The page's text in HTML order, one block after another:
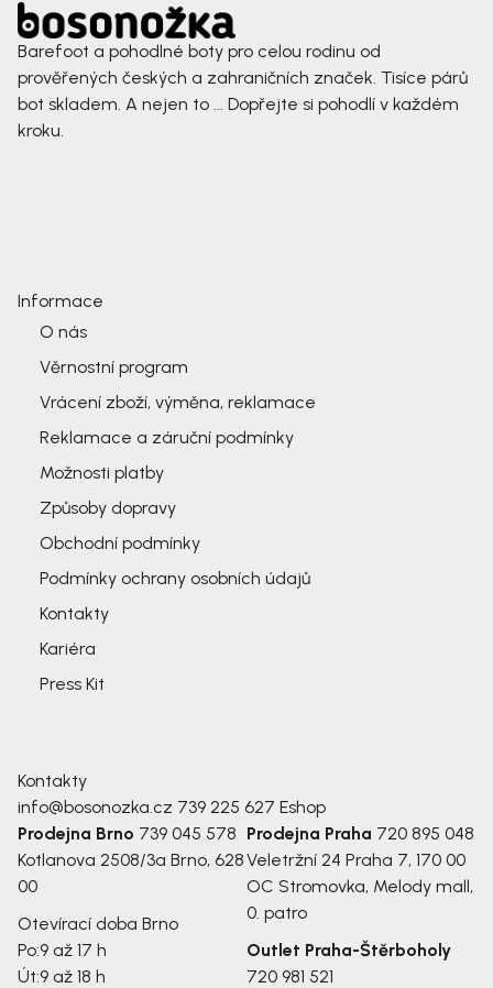
Barefoot a pohodlné boty pro celou rodinu od
prověřených českých a zahraničních značek. Tisíce párů
bot skladem. A nejen to ... Dopřejte si pohodlí v každém
kroku.
Informace
O nás
Věrnostní program
Vrácení zboží, výměna, reklamace
Reklamace a záruční podmínky
Možnosti platby
Způsoby dopravy
Obchodní podmínky
Podmínky ochrany osobních údajů
Kontakty
Kariéra
Press Kit
Kontakty
info@bosonozka.cz 739 225 627 Eshop
Prodejna Brno 739 045 578
Kotlanova 2508/3a Brno, 628
00
Otevírací doba Brno
Po:9 až 17 h
Út:9 až 18 h
Prodejna Praha 720 895 048
Veletržní 24 Praha 7, 170 00
OC Stromovka, Melody mall,
0. patro
Outlet Praha-Štěrboholy
720 981 521